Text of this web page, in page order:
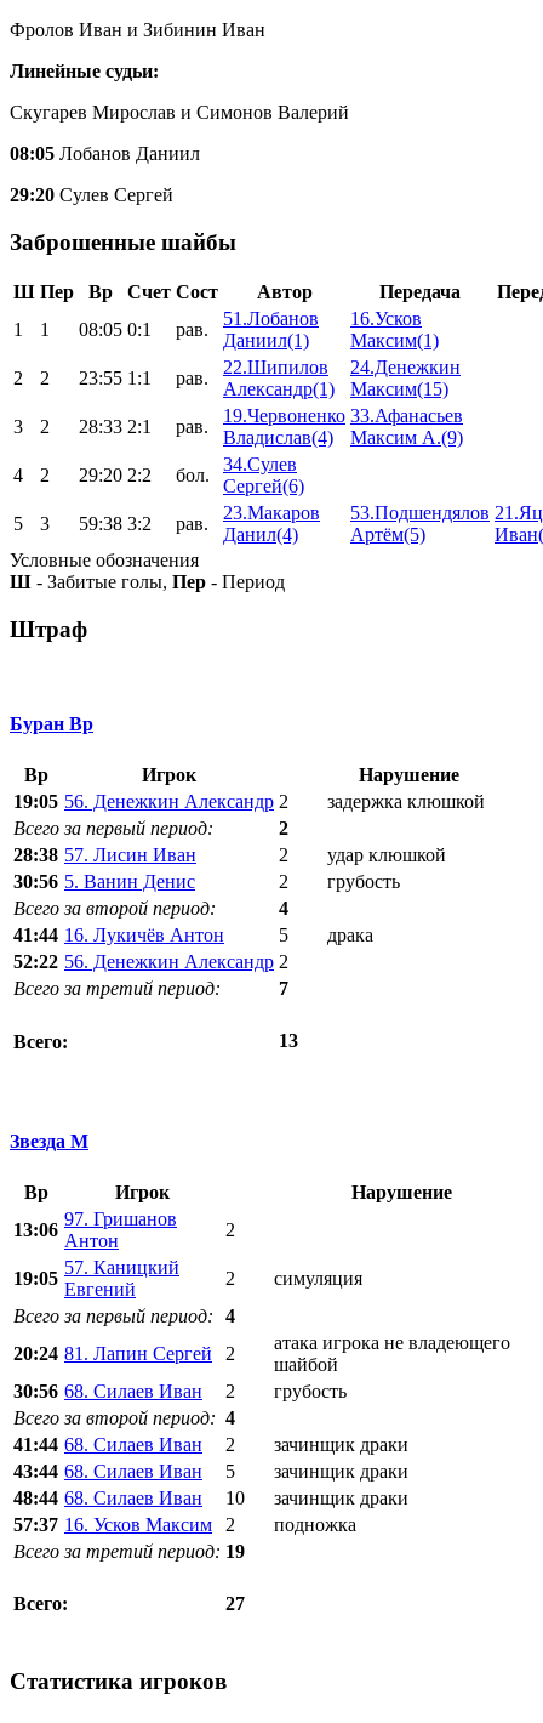
Фролов Иван и Зибинин Иван
Линейные судьи:
Скугарев Мирослав и Симонов Валерий
08:05 Лобанов Даниил
29:20 Сулев Сергей
Заброшенные шайбы
Ш Пер Вр Счет Сост Автор Передача
1
1 08:05 0:1 рав.
51.Лобанов
Даниил(1)
16.Усков
Максим(1)
2
2 23:55 1:1 рав.
22.Шипилов
Александр(1)
24.Денежкин
Максим(15)
3
2 28:33 2:1 рав.
19.Червоненко
Владислав(4)
33.Афанасьев
Максим А.(9)
4
2 29:20 2:2 бол.
34.Сулев
Сергей(6)
5
3 59:38 3:2 рав.
23.Макаров
Данил(4)
53.Подшендялов
Артём(5)
Условные обозначения
Ш - Забитые голы, Пер - Период
Штраф
Буран Вр
Вр Игрок
Нарушение
19:05 56. Денежкин Александр 2
задержка клюшкой
Всего за первый период:
2
28:38 57. Лисин Иван 2
удар клюшкой
30:56 5. Ванин Денис 2
грубость
Всего за второй период:
4
41:44 16. Лукичёв Антон 5
драка
52:22 56. Денежкин Александр 2
Всего за третий период:
7
Всего: 13
Звезда М
Вр Игрок
Нарушение
13:06
97. Гришанов
Антон
2
19:05
57. Каницкий
Евгений
2
симуляция
Всего за первый период:
4
20:24 81. Лапин Сергей 2
атака игрока не владеющего
шайбой
30:56 68. Силаев Иван 2
грубость
Всего за второй период: 4
41:44 68. Силаев Иван 2
зачинщик драки
43:44 68. Силаев Иван 5
зачинщик драки
48:44 68. Силаев Иван 10
зачинщик драки
57:37 16. Усков Максим 2
подножка
Всего за третий период: 19
Всего: 27
Статистика игроков